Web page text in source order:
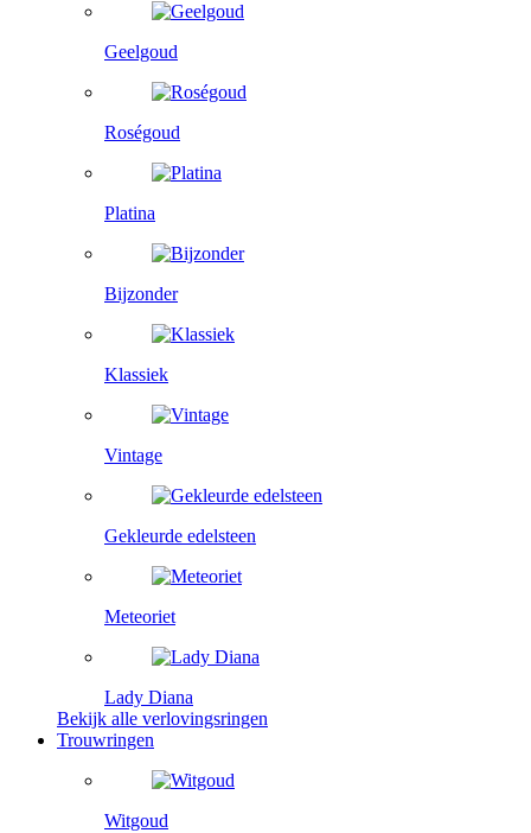
Geelgoud
Roségoud
Platina
Bijzonder
Klassiek
Vintage
Gekleurde edelsteen
Meteoriet
Lady Diana
Bekijk alle verlovingsringen
Trouwringen
Witgoud